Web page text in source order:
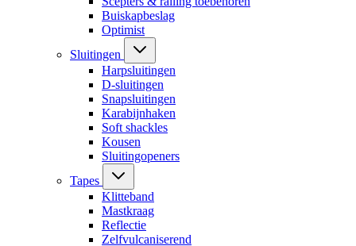
Buiskapbeslag
Optimist
Sluitingen
Harpsluitingen
D-sluitingen
Snapsluitingen
Karabijnhaken
Soft shackles
Kousen
Sluitingopeners
Tapes
Klitteband
Mastkraag
Reflectie
Zelfvulcaniserend